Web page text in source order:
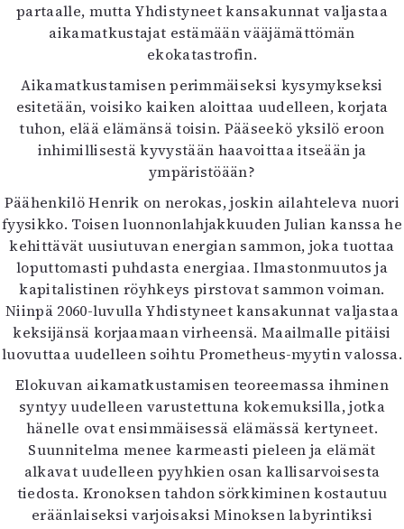
partaalle, mutta Yhdistyneet kansakunnat valjastaa
aikamatkustajat estämään vääjämättömän
ekokatastrofin.
Aikamatkustamisen perimmäiseksi kysymykseksi
esitetään, voisiko kaiken aloittaa uudelleen, korjata
tuhon, elää elämänsä toisin. Pääseekö yksilö eroon
inhimillisestä kyvystään haavoittaa itseään ja
ympäristöään?
Päähenkilö Henrik on nerokas, joskin ailahteleva nuori
fyysikko. Toisen luonnonlahjakkuuden Julian kanssa he
kehittävät uusiutuvan energian sammon, joka tuottaa
loputtomasti puhdasta energiaa. Ilmastonmuutos ja
kapitalistinen röyhkeys pirstovat sammon voiman.
Niinpä 2060-luvulla Yhdistyneet kansakunnat valjastaa
keksijänsä korjaamaan virheensä. Maailmalle pitäisi
luovuttaa uudelleen soihtu Prometheus-myytin valossa.
Elokuvan aikamatkustamisen teoreemassa ihminen
syntyy uudelleen varustettuna kokemuksilla, jotka
hänelle ovat ensimmäisessä elämässä kertyneet.
Suunnitelma menee karmeasti pieleen ja elämät
alkavat uudelleen pyyhkien osan kallisarvoisesta
tiedosta. Kronoksen tahdon sörkkiminen kostautuu
eräänlaiseksi varjoisaksi Minoksen labyrintiksi